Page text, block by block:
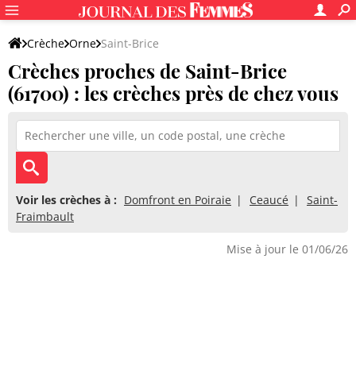
Crèche Orne Saint-Brice
Crèches proches de Saint-Brice
(61700) : les crèches près de chez vous
Voir les crèches à : Domfront en Poiraie Ceaucé
Saint-
Fraimbault
Mise à jour le 01/06/26